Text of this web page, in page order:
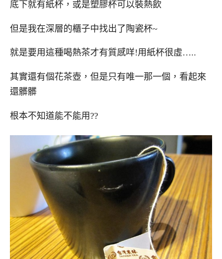
底下就有紙杯，或是塑膠杯可以裝熱飲
但是我在深層的櫃子中找出了陶瓷杯~
就是要用這種喝熱茶才有質感咩!用紙杯很虛…..
其實還有個花茶壺，但是只有唯一那一個，看起來
還髒髒
根本不知道能不能用??